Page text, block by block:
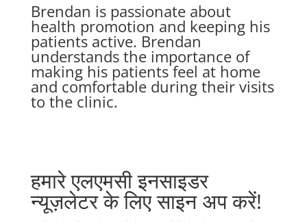
Brendan is passionate about
health promotion and keeping his
patients active. Brendan
understands the importance of
making his patients feel at home
and comfortable during their visits
to the clinic.
हमारे एलएमसी इनसाइडर
न्यूज़लेटर के लिए साइन अप करें!